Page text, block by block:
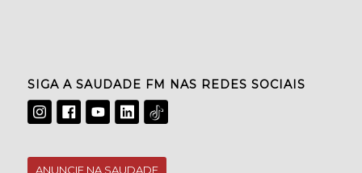
SIGA A SAUDADE FM NAS REDES SOCIAIS
ANUNCIE NA SAUDADE